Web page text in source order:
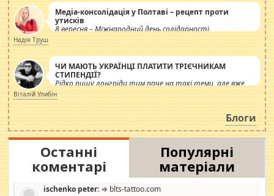
Медіа-консолідація у Полтаві – рецепт проти
утисків
8 вересня – Міжнародний день солідарності
журналістів.
Надія Труш
ЧИ МАЮТЬ УКРАЇНЦІ ПЛАТИТИ ТРІЄЧНИКАМ
СТИПЕНДІЇ?
Рідко пишу лонгріди тим паче на такі теми, але вже
просто дістало! Обурюють сьогоднішні інсенуації
навколо стипендіального питання. Штучно
роздувається ще одна соціальна катастрофа.
Віталій Улибін
Блоги
Останні
коментарі
Популярні
матеріали
ischenko peter: ⇒ blts-tattoo.com